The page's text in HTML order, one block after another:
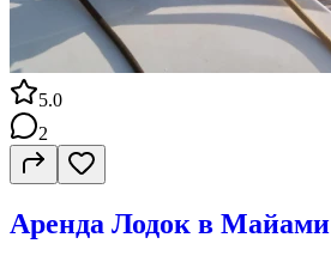
5.0
2
Аренда Лодок в Майами